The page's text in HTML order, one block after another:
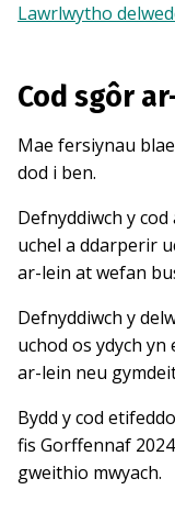
Lawrlwytho
Cod sgôr
Mae fersiynau
dod i ben.
Defnyddiwch y
uchel a ddarperir
ar-lein at wefan
Defnyddiwch y
uchod os ydych
ar-lein neu
Bydd y cod
fis Gorffennaf
gweithio mwyach.